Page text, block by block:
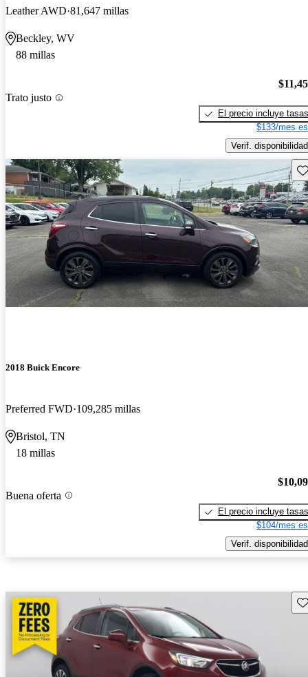
Leather AWD 81,647 millas
Beckley, WV
88 millas
Trato justo
El precio incluye tasas
$133/mes
Verif. disponibilidad
2018 Buick Encore
Preferred FWD 109,285 millas
Bristol, TN
18 millas
Buena oferta
El precio incluye tasas
$104/mes
Verif. disponibilidad